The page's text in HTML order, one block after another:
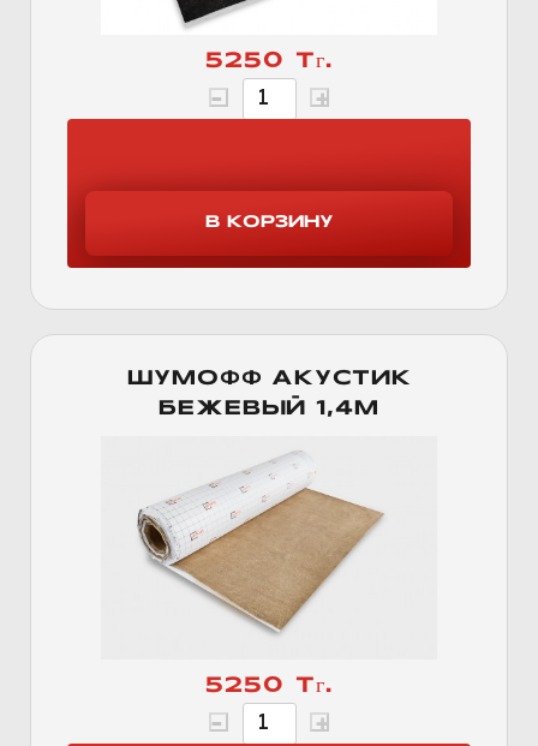
5250 Тг.
ШУМОФФ АКУСТИК
БЕЖЕВЫЙ 1,4М
5250 Тг.